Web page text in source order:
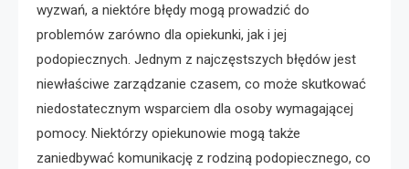
wyzwań, a niektóre błędy mogą prowadzić do
problemów zarówno dla opiekunki, jak i jej
podopiecznych. Jednym z najczęstszych błędów jest
niewłaściwe zarządzanie czasem, co może skutkować
niedostatecznym wsparciem dla osoby wymagającej
pomocy. Niektórzy opiekunowie mogą także
zaniedbywać komunikację z rodziną podopiecznego, co